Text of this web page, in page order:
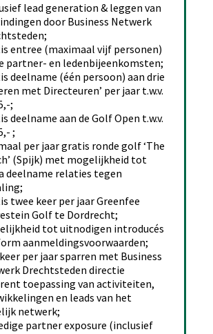
lead generation & leggen van
door Business Netwerk
entree (maximaal vijf personen)
partner- en ledenbijeenkomsten;
deelname (één persoon) aan drie
met Directeuren’ per jaar t.w.v.
;
deelname aan de Golf Open t.w.v.
;
per jaar gratis ronde golf ‘The
(Spijk) met mogelijkheid tot
deelname relaties tegen
twee keer per jaar Greenfee
Golf te Dordrecht;
tot uitnodigen introducés
aanmeldingsvoorwaarden;
per jaar sparren met Business
Drechtsteden directie
toepassing van activiteiten,
en leads van het
netwerk;
partner exposure (inclusief